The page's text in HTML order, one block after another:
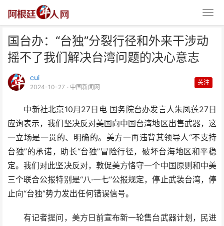
国台办：“台独”分裂行径和外来干涉动
摇不了我们解决台湾问题的决心意志
cui
2024-10-27 · 中国新闻网
关注
中新社北京10月27日电 国务院台办发言人朱凤莲27日
应询表示，我们坚决反对美国向中国台湾地区出售武器，这
一立场是一贯的、明确的。美方一再违背其领导人“不支持
台独”的承诺，助长“台独”冒险行径，破坏台海地区和平稳
定。我们对此坚决反对，敦促美方恪守一个中国原则和中美
三个联合公报特别是“八·一七”公报规定，停止武装台湾，停
止向“台独”势力发出任何错误信号。
有记者提问，美方日前宣布新一轮售台武器计划，民进
国台办：“台独”分裂行径和外来干
涉动摇不了我们解决台